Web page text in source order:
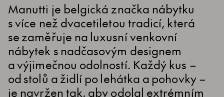
Manutti je belgická značka nábytku
s více než dvacetiletou tradicí, která
se zaměřuje na luxusní venkovní
nábytek s nadčasovým designem
a výjimečnou odolností. Každý kus –
od stolů a židlí po lehátka a pohovky –
je navržen tak, aby odolal extrémním